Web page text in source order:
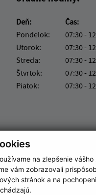
na zlepšenie
vám zobrazovali
stránok a na
reCaptcha Response
Deň:
Čas:
Pondelok:
07:30 -
Utorok:
07:30 -
Streda:
07:30 -
Štvrtok:
07:30 -
Piatok:
07:30 -